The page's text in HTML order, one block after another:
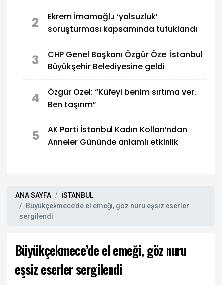
2
Ekrem İmamoğlu ‘yolsuzluk’
soruşturması kapsamında tutuklandı
3
CHP Genel Başkanı Özgür Özel İstanbul
Büyükşehir Belediyesine geldi
4
Özgür Ozel: “Küfeyi benim sırtıma ver.
Ben taşırım”
5
AK Parti İstanbul Kadın Kolları’ndan
Anneler Gününde anlamlı etkinlik
ANA SAYFA
İSTANBUL
Büyükçekmece’de el emeği, göz nuru eşsiz eserler
sergilendi
Büyükçekmece’de el emeği, göz nuru
eşsiz eserler sergilendi